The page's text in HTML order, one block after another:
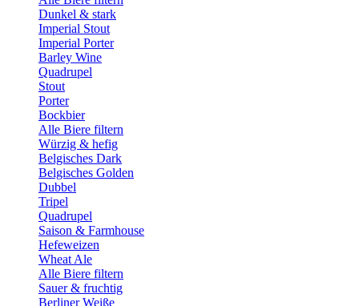
Dunkel & stark
Imperial Stout
Imperial Porter
Barley Wine
Quadrupel
Stout
Porter
Bockbier
Alle Biere filtern
Würzig & hefig
Belgisches Dark
Belgisches Golden
Dubbel
Tripel
Quadrupel
Saison & Farmhouse
Hefeweizen
Wheat Ale
Alle Biere filtern
Sauer & fruchtig
Berliner Weiße